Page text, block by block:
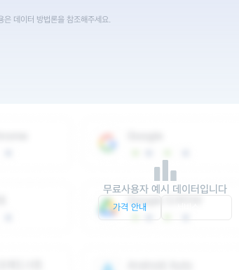
데이터 방법론을 참조해주세요.
무료사용자 예시 데이터입니다
가격 안내